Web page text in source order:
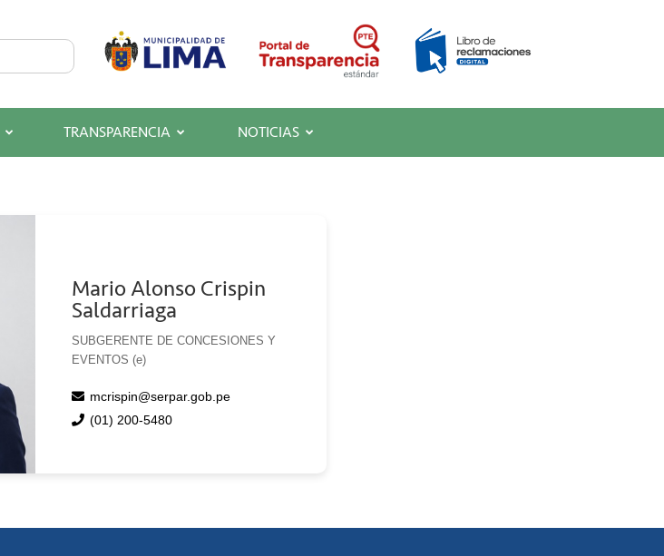
TRANSPARENCIA NOTICIAS
Mario Alonso Crispin
Saldarriaga
SUBGERENTE DE CONCESIONES Y
EVENTOS (e)
mcrispin@serpar.gob.pe
(01) 200-5480